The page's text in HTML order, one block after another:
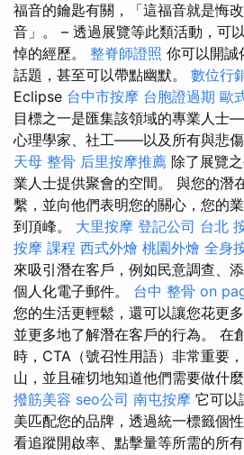
福音的鑰匙有關，「這福音就是悔
音」。 – 透過展覽等此類活動，可
悼的經歷。 整脊師證照 你可以開誠
話題，甚至可以帶點幽默。 數位行
Eclipse 台中市按摩 台胞證過期 歐
目標之一是匯集該領域的專業人士
心理學家、社工——以及所有與悲傷
天母 整骨 后里按摩推薦 除了展覽
業人士提供聚會的空間。 與您的潛
繫，並向他們表明您的關心，您的
到頂峰。 大里按摩 登記公司 台北
按摩 課程 西式外燴 桃園外燴 全身
來吸引潛在客戶，例如民意調查、
個人化電子郵件。 台中 整骨 on
您的生活更輕鬆，還可以讓您花更
並更多地了解潛在客戶的行為。 在
時，CTA（號召性用語）非常重要
山，並且確切地知道他們需要做什
撥筋美容 seo公司 南屯按摩 它可以
美匹配您的品牌，透過統一標籤個
看追蹤開啟率、點擊量等所需的所有